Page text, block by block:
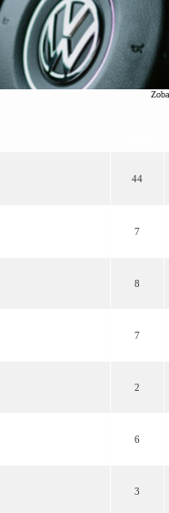
44
7
8
7
2
6
3